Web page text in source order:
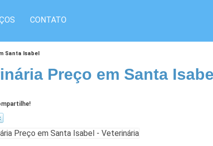
CONTATO
Santa Isabel
Preço em Santa